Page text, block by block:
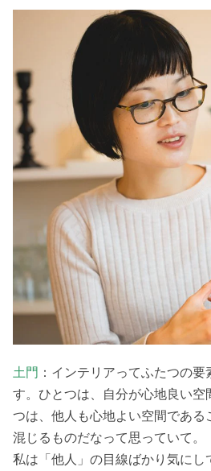
土門 ：インテリアってふたつの
す。ひとつは、自分が心地良い空
つは、他人も心地よい空間である
混じるものだなって思っていて。
私は「他人」の目線ばかり気に